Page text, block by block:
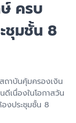
ครบ
ชุมชั้น 8
าบันคุ้มครองเงิน
เนื่องในโอกาสวัน
งประชุมชั้น 8